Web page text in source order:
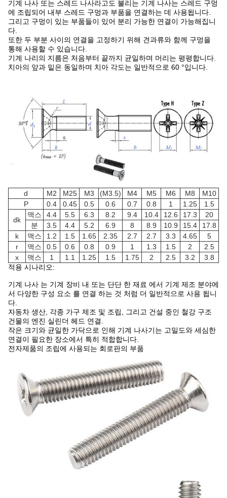
기계 나사 또는 스레드 나사라고도 불리는 기계 나사는 스레드 구멍
에 조립되어 내부 스레드 구멍과 부품을 연결하는 데 사용됩니다.
그리고 구멍이 있는 부품들이 있어 분리 가능한 연결이 가능해집니
다.
또한 두 부분 사이의 연결을 고정하기 위해 견과류와 함께 구멍을
통해 사용할 수 있습니다.
기계 나리의 지름은 처음부터 끝까지 균일하며 머리는 평평합니다.
치아의 앞과 밑은 동일하며 치아 각도는 일반적으로 60 °입니다.
d M2 M25 M3 (M3.5) M4 M5 M6 M8
M10
P
0.4 0.45 0.5 0.6 0.7 0.8 1 1.25
1.5
dk
맥스 4.4 5.5 6.3 8.2 9.4 10.4 12.6 17.3
20
분
3.5 4.4 5.2 6.9 8 8.9 10.9 15.4
17.8
k
맥스 1.2 1.5 1.65 2.35 2.7 2.7 3.3 4.65
5
r
맥스 0.5 0.6 0.8 0.9 1 1.3 1.5 2
2.5
x
맥스 1 1.1 1.25 1.5 1.75 2 2.5 3.2
3.8
적용 시나리오:
기계 나사 는 기계 장비 내 또는 단단 한 재료 에서 기계 제조 분야에
서 다양한 구성 요소 를 연결 하는 것 처럼 더 일반적으로 사용 됩니
다.
자동차 생산, 각종 가구 제조 및 조립, 그리고 건설 중인 철강 구조
건물의 엔진 실린더 헤드 연결.
작은 크기와 균일한 가닥으로 인해 기계 나사기는 고밀도와 세심한
연결이 필요한 장소에서 특히 적합합니다.
전자제품의 조립에 사용되는 회로판의 부품